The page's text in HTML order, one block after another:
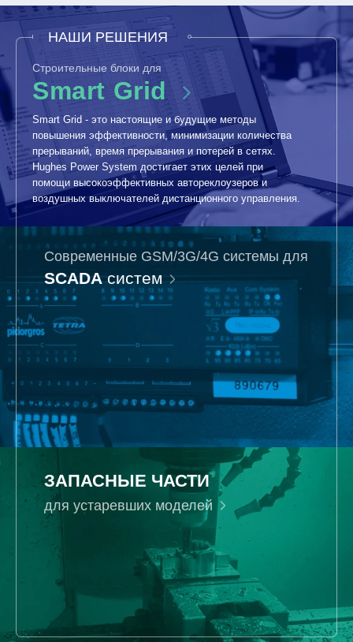
НАШИ РЕШЕНИЯ
Cтроительные блоки для
Smart Grid
Smart Grid - это настоящие и будущие методы
повышения эффективности, минимизации количества
прерываний, время прерывания и потерей в сетях.
Hughes Power System достигает этих целей при
помощи высокоэффективных автореклоузеров и
воздушных выключателей дистанционного управления.
Современные GSM/3G/4G системы для
SCADAсистем
ЗАПАСНЫЕ ЧАСТИ
для устаревших моделей